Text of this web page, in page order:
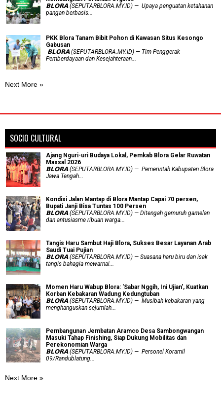
𝗕𝗟𝗢𝗥𝗔 (SEPUTARBLORA.MY.ID) — Upaya penguatan ketahanan
pangan berbasis...
PKK Blora Tanam Bibit Pohon di Kawasan Situs Kesongo
Gabusan
‎ 𝗕𝗟𝗢𝗥𝗔 (SEPUTARBLORA.MY.ID) — Tim Penggerak
Pemberdayaan dan Kesejahteraan...
Next More »
SOCIO CULTURAL
Ajang Nguri-uri Budaya Lokal, Pemkab Blora Gelar Ruwatan
Massal 2026
𝗕𝗟𝗢𝗥𝗔 (SEPUTARBLORA.MY.ID) — Pemerintah Kabupaten Blora
Jawa Tengah...
Kondisi Jalan Mantap di Blora Mantap Capai 70 persen,
Bupati Janji Bisa Tuntas 100 Persen
𝗕𝗟𝗢𝗥𝗔 (SEPUTARBLORA.MY.ID) — Ditengah gemuruh gamelan
dan antusiasme ribuan warga...
Tangis Haru Sambut Haji Blora, Sukses Besar Layanan Arab
Saudi Tuai Pujian
𝗕𝗟𝗢𝗥𝗔 (SEPUTARBLORA.MY.ID) — Suasana haru biru dan isak
tangis bahagia mewarnai...
Momen Haru Wabup Blora: ​'Sabar Nggih, Ini Ujian', Kuatkan
Korban Kebakaran Wadung Kedungtuban
𝗕𝗟𝗢𝗥𝗔 (SEPUTARBLORA.MY.ID) — Musibah kebakaran yang
menghanguskan sejumlah...
Pembangunan Jembatan Aramco Desa Sambongwangan
Masuki Tahap Finishing, Siap Dukung Mobilitas dan
Perekonomian Warga
𝗕𝗟𝗢𝗥𝗔 (SEPUTARBLORA.MY.ID) — Personel Koramil
09/Randublatung...
Next More »